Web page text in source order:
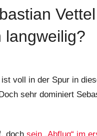
langweilig?
voll in der Spur in
sehr dominiert